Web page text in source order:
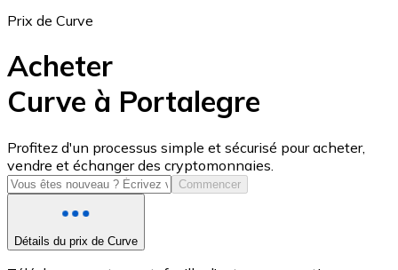
USD Coin
USDC
Prix de Curve
Acheter
Curve à Portalegre
Profitez d'un processus simple et sécurisé pour acheter,
vendre et échanger des cryptomonnaies.
Commencer
Détails du prix de Curve